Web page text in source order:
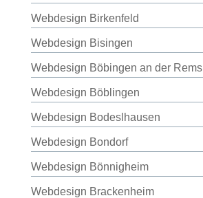
Webdesign Birkenfeld
Webdesign Bisingen
Webdesign Böbingen an der Rems
Webdesign Böblingen
Webdesign Bodeslhausen
Webdesign Bondorf
Webdesign Bönnigheim
Webdesign Brackenheim